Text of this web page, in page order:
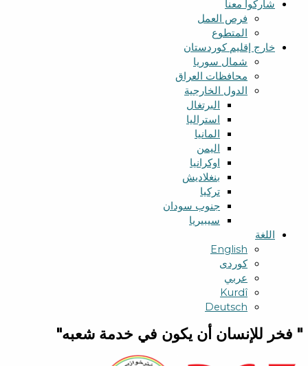
شارکوا معنا
فرص العمل
المتطوع
خارج إقليم كوردستان
شمال سوریا
محافظات العراق
الدول الخارجية
البرتغال
استراليا
المانيا
اليمن
اوكرانيا
بنغلاديش
تركيا
جنوب سودان
سيبيريا
اللغة
English
کوردی
عربي
Kurdî
Deutsch
" فخر للإنسان أن يكون في خدمة شعبه"